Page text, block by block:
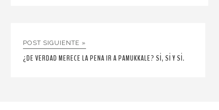
POST SIGUIENTE »
¿DE VERDAD MERECE LA PENA IR A PAMUKKALE? SÍ, SÍ Y SÍ.